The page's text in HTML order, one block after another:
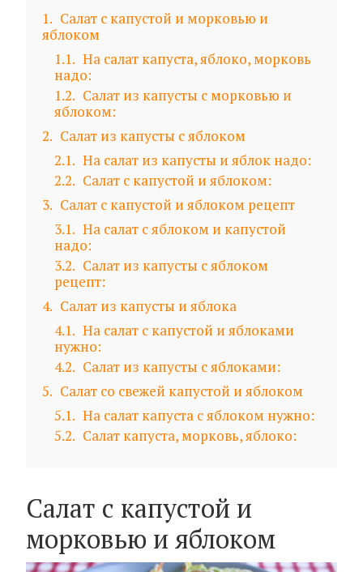
1
Салат с капустой и морковью и
яблоком
1.1
На салат капуста, яблоко, морковь
надо:
1.2
Салат из капусты с морковью и
яблоком:
2
Салат из капусты с яблоком
2.1
На салат из капусты и яблок надо:
2.2
Салат с капустой и яблоком:
3
Салат с капустой и яблоком рецепт
3.1
На салат с яблоком и капустой
надо:
3.2
Салат из капусты с яблоком
рецепт:
4
Салат из капусты и яблока
4.1
На салат с капустой и яблоками
нужно:
4.2
Салат из капусты с яблоками:
5
Салат со свежей капустой и яблоком
5.1
На салат капуста с яблоком нужно:
5.2
Салат капуста, морковь, яблоко:
Салат с капустой и
морковью и яблоком